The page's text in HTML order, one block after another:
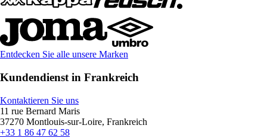
Entdecken Sie alle unsere Marken
Kundendienst in Frankreich
Kontaktieren Sie uns
11 rue Bernard Maris
37270 Montlouis-sur-Loire, Frankreich
+33 1 86 47 62 58